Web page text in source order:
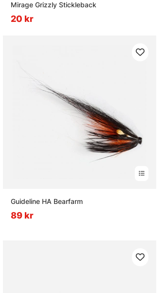
Mirage Grizzly Stickleback
20 kr
Guideline HA Bearfarm
89 kr